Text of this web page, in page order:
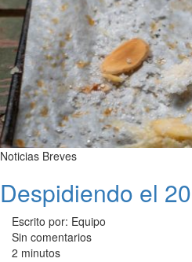
Noticias Breves
Despidiendo el
Escrito por: Equipo
Sin comentarios
2 minutos